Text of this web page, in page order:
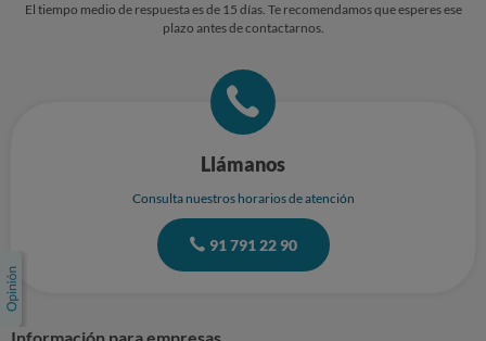
El tiempo medio de respuesta es de 15 días. Te recomendamos que esperes ese
plazo antes de contactarnos.
Llámanos
Consulta nuestros horarios de atención
91 791 22 90